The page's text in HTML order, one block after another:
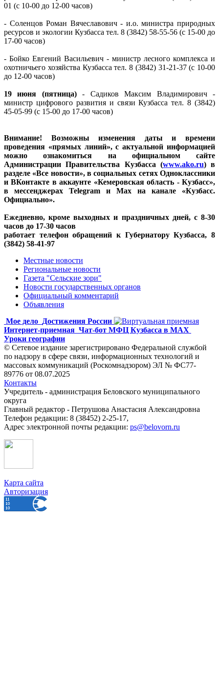
01 (с 10-00 до 12-00 часов)
- Соленцов Роман Вячеславович - и.о. министра природных
ресурсов и экологии Кузбасса тел. 8 (3842) 58-55-56 (с 15-00 до
17-00 часов)
- Бойко Евгений Васильевич - министр лесного комплекса и
охотничьего хозяйства Кузбасса тел. 8 (3842) 31-21-37 (с 10-00
до 12-00 часов)
19 июня (пятница)- Садиков Максим Владимирович -
министр цифрового развития и связи Кузбасса тел. 8 (3842)
45-05-99 (с 15-00 до 17-00 часов)
Внимание! Возможны изменения даты и времени
проведения «прямых линий», с актуальной информацией
можно ознакомиться на официальном сайте
Администрации Правительства Кузбасса (www.ako.ru) в
разделе «Все новости», в социальных сетях Одноклассники
и ВКонтакте в аккаунте «Кемеровская область - Кузбасс»,
в мессенджерах Telegram и Max на канале «Кузбасс.
Официально».
Ежедневно, кроме выходных и праздничных дней, с 8-30
часов до 17-30 часов
работает телефон обращений к Губернатору Кузбасса, 8
(3842) 58-41-97
Местные новости
Региональные новости
Газета "Сельские зори"
Новости государственных органов
Официальный комментарий
Объявления
Мое дело Достижения России
Интернет-приемная Чат-бот МФЦ Кузбасса в MAX
Уроки географии
© Сетевое издание зарегистрировано Федеральной службой
по надзору в сфере связи, информационных технологий и
массовых коммуникаций (Роскомнадзором) ЭЛ № ФС77-
89776 от 08.07.2025
Контакты
Учредитель - администрация Беловского муниципального
округа
Главный редактор - Петрушова Анастасия Александровна
Телефон редакции: 8 (38452) 2-25-17,
Адрес электронной почты редакции: ps@belovorn.ru
Карта сайта
Авторизация